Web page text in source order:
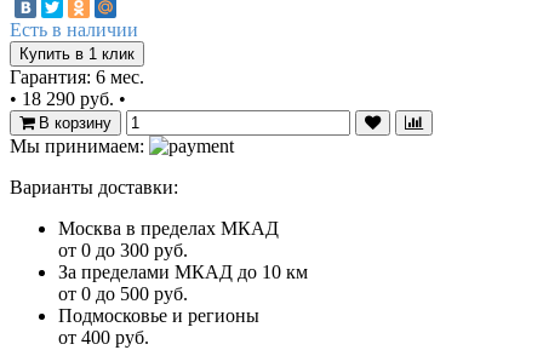
Есть в наличии
Купить в 1 клик
Гарантия: 6 мес.
• 18 290 руб. •
В корзину
Мы принимаем:
Варианты доставки:
Москва в пределах МКАД
от 0 до 300 руб.
За пределами МКАД до 10 км
от 0 до 500 руб.
Подмосковье и регионы
от 400 руб.